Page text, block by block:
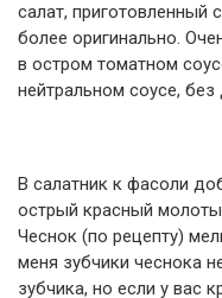
салат, приготовленный
более оригинально.
в остром томатном
нейтральном соусе,
В салатник к фасоли
острый красный
Чеснок (по рецепту)
меня зубчики чеснока
зубчика, но если у вас